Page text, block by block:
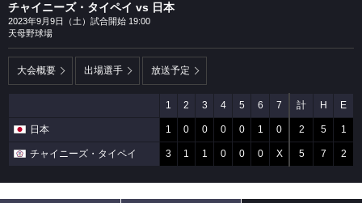
チャイニーズ・タイペイ vs 日本
2023年9月9日（土）試合開始 19:00
天母野球場
大会概要 出場選手 放送予定
1 2 3 4 5 6 7 計 H E
日本 1 0 0 0 0 1 0 2 5 1
チャイニーズ・タイペイ 3 1 1 0 0 0 X 5 7 2